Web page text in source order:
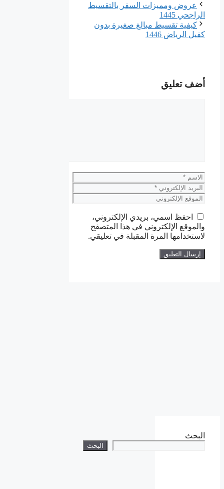
عروض ومميزات السفر بالتقسيط
الراجحي 1445
كيفية تقسيط مبالغ صغيرة بدون
كفيل الرياض 1446
أضف تعليق
الاسم
البريد
الإلكتروني
الموقع
احفظ اسمي، بريدي الإلكتروني،
والموقع الإلكتروني في هذا المتصفح
لاستخدامها المرة المقبلة في تعليقي.
البحث
البحث